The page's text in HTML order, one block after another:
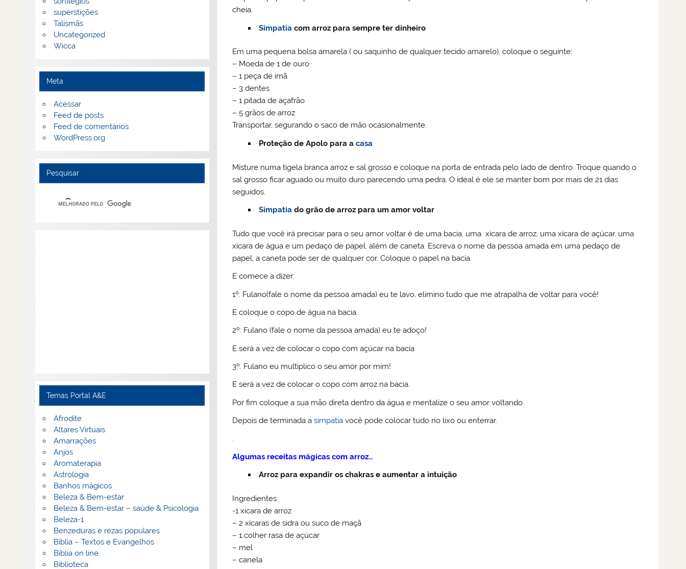
cheia.
Simpatiacom arroz para sempre ter dinheiro
Em uma pequena bolsa amarela ( ou saquinho de qualquer tecido amarelo), coloque o seguinte:
– Moeda de 1 de ouro
– 1 peça de imã
– 3 dentes
– 1 pitada de açafrão
– 5 grãos de arroz
Transportar, segurando o saco de mão ocasionalmente.
Proteção de Apolo para a casa
Misture numa tigela branca arroz e sal grosso e coloque na porta de entrada pelo lado de dentro. Troque quando o
sal grosso ficar aguado ou muito duro parecendo uma pedra. O ideal é ele se manter bom por mais de 21 dias
seguidos.
Simpatiado grão de arroz para um amor voltar
Tudo que você irá precisar para o seu amor voltar é de uma bacia, uma xícara de arroz, uma xícara de açúcar, uma
xícara de água e um pedaço de papel, além de caneta. Escreva o nome da pessoa amada em uma pedaço de
papel, a caneta pode ser de qualquer cor. Coloque o papel na bacia.
E comece a dizer:
1º: Fulano(fale o nome da pessoa amada) eu te lavo, elimino tudo que me atrapalha de voltar para você!
E coloque o copo de água na bacia.
2º: Fulano (fale o nome da pessoa amada) eu te adoço!
E será a vez de colocar o copo com açúcar na bacia
3º. Fulano eu multiplico o seu amor por mim!
E será a vez de colocar o copo com arroz na bacia.
Por fim coloque a sua mão direta dentro da água e mentalize o seu amor voltando.
Depois de terminada asimpatia você pode colocar tudo no lixo ou enterrar.
.
Algumas receitas mágicas com arroz…
Arroz para expandir os chakras e aumentar a intuição
Ingredientes:
-1 xícara de arroz
– 2 xícaras de sidra ou suco de maçã
– 1 colher rasa de açúcar
– mel
– canela
superstições
Talismãs
Uncategorized
Wicca
Meta
Acessar
Feed de posts
Feed de comentários
WordPress.org
Pesquisar
Temas Portal A&E
Afrodite
Altares Virtuais
Amarrações
Anjos
Aromaterapia
Astrologia
Banhos mágicos
Beleza & Bem-estar
Beleza & Bem-estar – saúde & Psicologia
Beleza-1
Benzeduras e rezas populares
Bíblia – Textos e Evangelhos
Biblia on line
Biblioteca